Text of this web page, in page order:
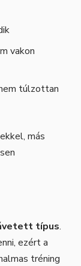
vakon
túlzottan
más
típus.
ezért a
tréning